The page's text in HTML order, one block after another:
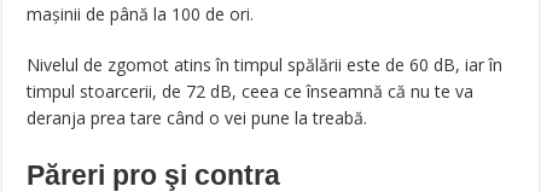
mașinii de până la 100 de ori.
Nivelul de zgomot atins în timpul spălării este de 60 dB, iar în
timpul stoarcerii, de 72 dB, ceea ce înseamnă că nu te va
deranja prea tare când o vei pune la treabă.
Păreri pro şi contra